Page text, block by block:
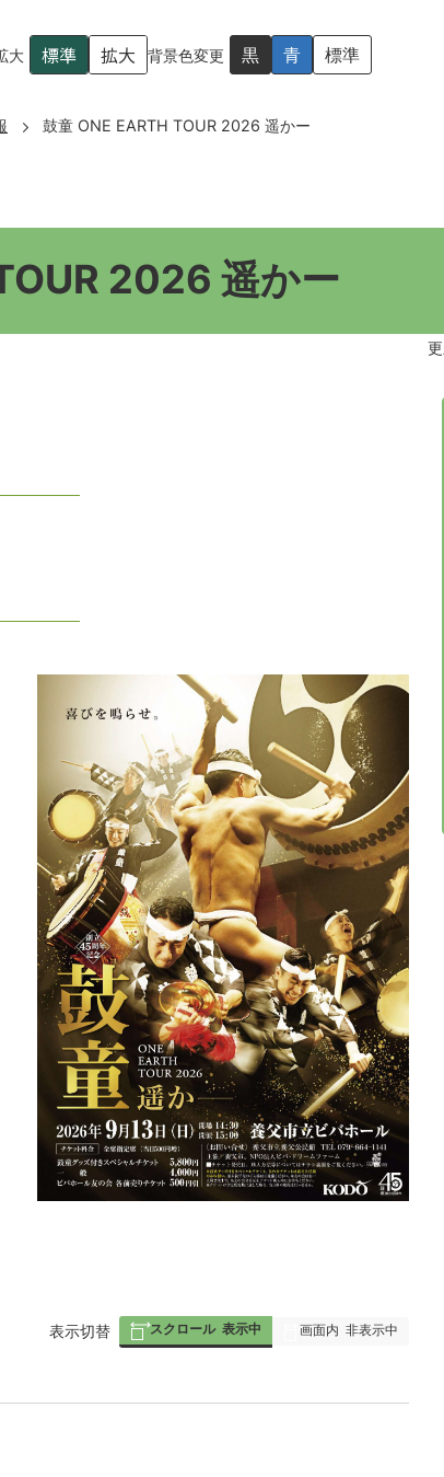
大 標準 拡大 背景色変更 黒 青 標準
鼓童 ONE EARTH TOUR 2026 遥かー
2026 遥かー
表
表示切替 スクロール 表示中 画面内 非表示中